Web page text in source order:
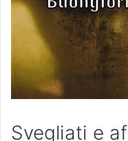
Svegliati e